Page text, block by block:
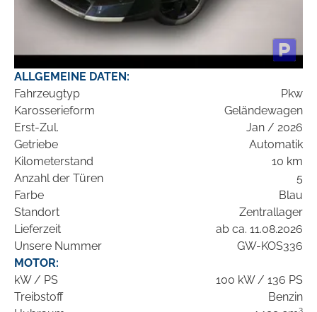
ALLGEMEINE DATEN:
Fahrzeugtyp
Pkw
Karosserieform
Geländewagen
Erst-Zul.
Jan / 2026
Getriebe
Automatik
Kilometerstand
10 km
Anzahl der Türen
5
Farbe
Blau
Standort
Zentrallager
Lieferzeit
ab ca. 11.08.2026
Unsere Nummer
GW-KOS336
MOTOR:
kW / PS
100 kW / 136 PS
Treibstoff
Benzin